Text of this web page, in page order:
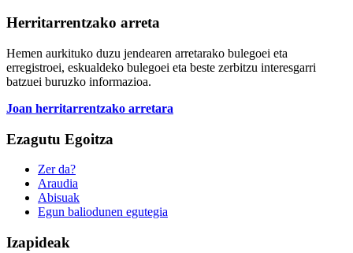
Herritarrentzako arreta
Hemen aurkituko duzu jendearen arretarako bulegoei eta
erregistroei, eskualdeko bulegoei eta beste zerbitzu interesgarri
batzuei buruzko informazioa.
Joan herritarrentzako arretara
Ezagutu Egoitza
Zer da?
Araudia
Abisuak
Egun baliodunen egutegia
Izapideak